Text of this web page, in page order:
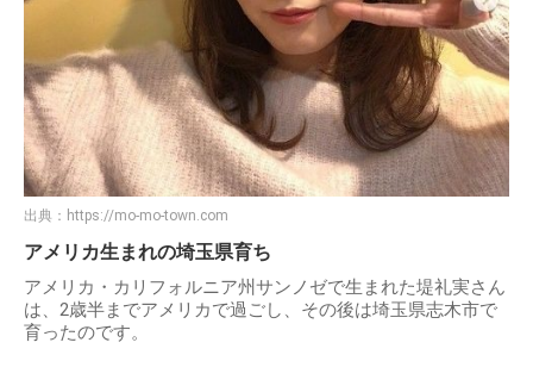
出典： https://mo-mo-town.com
アメリカ生まれの埼玉県育ち
アメリカ・カリフォルニア州サンノゼで生まれた堤礼実さん
は、2歳半までアメリカで過ごし、その後は埼玉県志木市で
育ったのです。